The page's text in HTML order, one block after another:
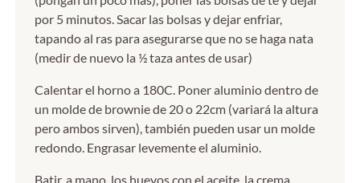
por 5 minutos. Sacar las bolsas y dejar enfriar,
tapando al ras para asegurarse que no se haga nata
(medir de nuevo la ½ taza antes de usar)
Calentar el horno a 180C. Poner aluminio dentro de
un molde de brownie de 20 o 22cm (variará la altura
pero ambos sirven), también pueden usar un molde
redondo. Engrasar levemente el aluminio.
Batir, a mano, los huevos con el aceite, la crema